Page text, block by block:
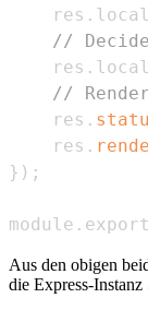
    res
.
//
    res
.
//
    res
.
    res
.
} ) ;
module .
Aus den obigen
die Express-Instanz